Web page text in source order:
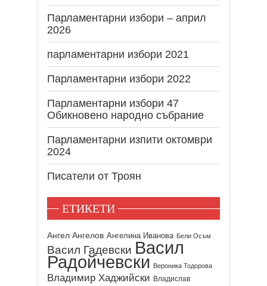
Парламентарни избори – април
2026
парламентарни избори 2021
Парламентарни избори 2022
Парламентарни избори 47
Обикновено народно събрание
Парламентарни изпити октомври
2024
Писатели от Троян
ЕТИКЕТИ
Ангел Ангелов Ангелина Иванова Бели Осъм
Васил Гадевски Васил
Радойчевски Вероника Тодорова
Владимир Хаджийски Владислав